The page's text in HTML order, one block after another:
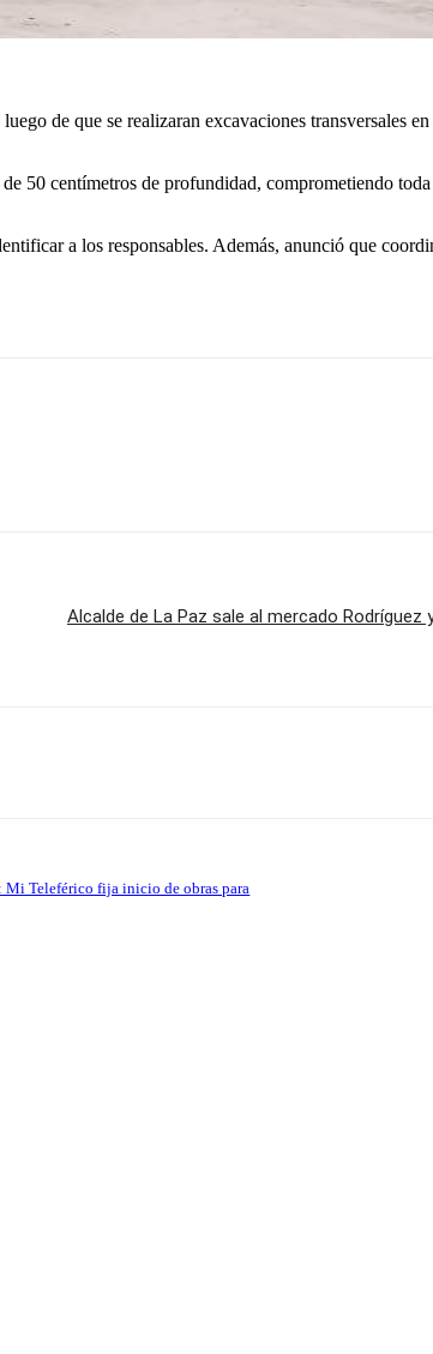
de que se realizaran excavaciones transversales
50 centímetros de profundidad, comprometiendo
a los responsables. Además, anunció que
Alcalde de La Paz sale al mercado
Mi Teleférico fija inicio de obras para